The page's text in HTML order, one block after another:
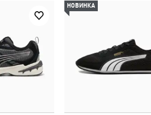
НОВИНКА